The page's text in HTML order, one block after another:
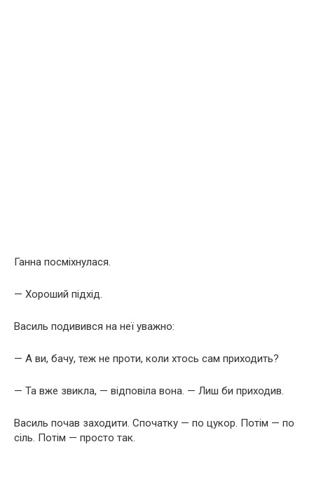
Ганна посміхнулася.
— Хороший підхід.
Василь подивився на неї уважно:
— А ви, бачу, теж не проти, коли хтось сам приходить?
— Та вже звикла, — відповіла вона. — Лиш би приходив.
Василь почав заходити. Спочатку — по цукор. Потім — по
сіль. Потім — просто так.